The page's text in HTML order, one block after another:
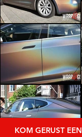
KOM GERUST